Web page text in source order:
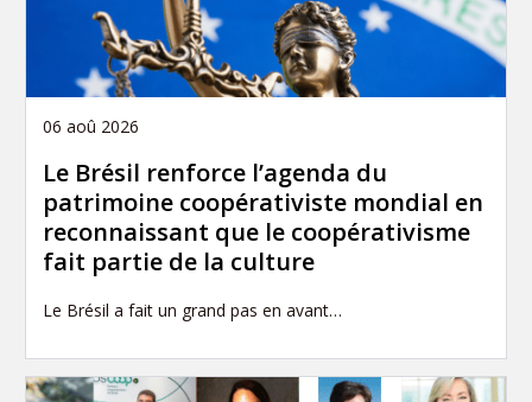
06 aoû 2026
Le Brésil renforce l’agenda du
patrimoine coopérativiste mondial en
reconnaissant que le coopérativisme
fait partie de la culture
Le Brésil a fait un grand pas en avant…